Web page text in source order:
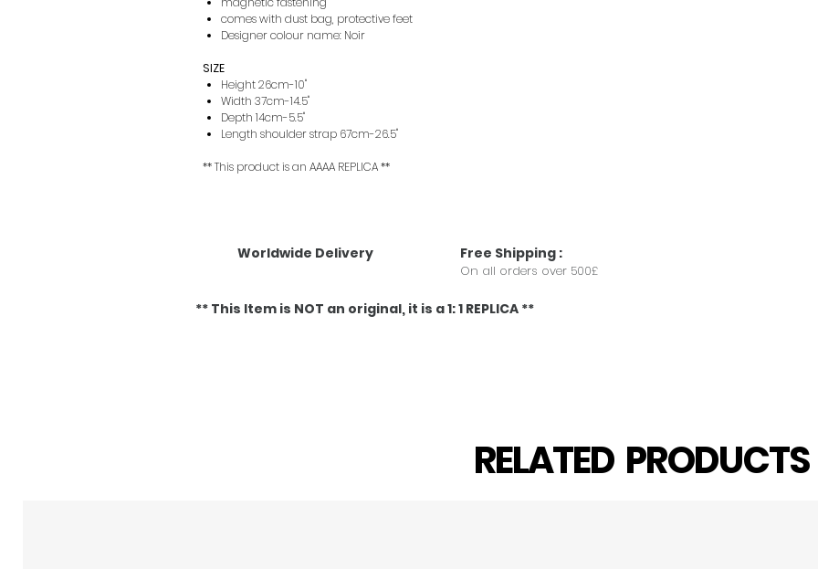
comes with dust bag, protective feet
Designer colour name: Noir
SIZE
Height 26cm-10"
Width 37cm-14.5"
Depth 14cm-5.5"
Length shoulder strap 67cm-26.5"
** This product is an AAAA REPLICA **
Worldwide Delivery Free Shipping :
On all orders over 500£
** This Item is NOT an original, it is a 1: 1 REPLICA **
RELATED